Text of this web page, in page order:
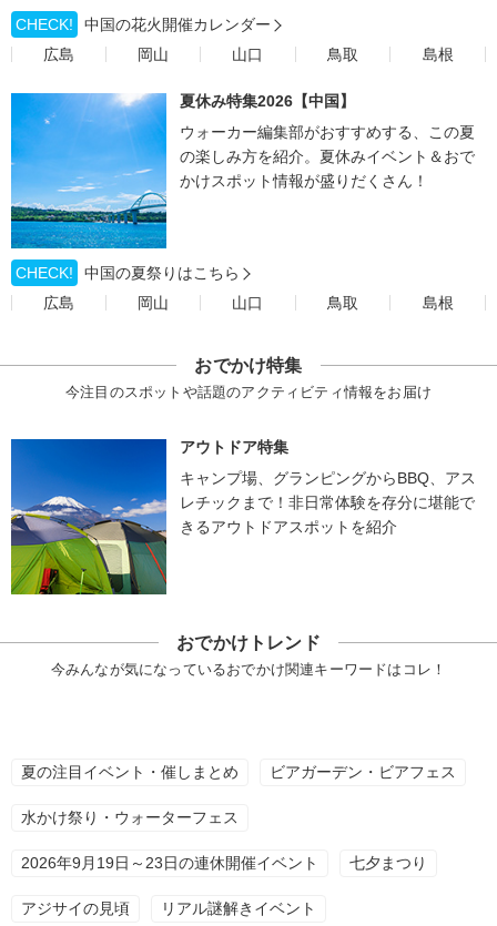
CHECK!
中国の花火開催カレンダー
広島
岡山 山口 鳥取 島根
夏休み特集2026【中国】
ウォーカー編集部がおすすめする、この夏
の楽しみ方を紹介。夏休みイベント＆おで
かけスポット情報が盛りだくさん！
CHECK!
中国の夏祭りはこちら
広島
岡山 山口 鳥取 島根
おでかけ特集
今注目のスポットや話題のアクティビティ情報をお届け
アウトドア特集
キャンプ場、グランピングからBBQ、アス
レチックまで！非日常体験を存分に堪能で
きるアウトドアスポットを紹介
おでかけトレンド
今みんなが気になっているおでかけ関連キーワードはコレ！
夏の注目イベント・催しまとめ ビアガーデン・ビアフェス
水かけ祭り・ウォーターフェス
2026年9月19日～23日の連休開催イベント 七夕まつり
アジサイの見頃 リアル謎解きイベント